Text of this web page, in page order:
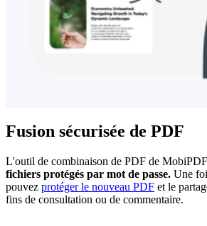
Fusion sécurisée de PDF
L'outil de combinaison de PDF de
fichiers protégés par mot de passe. Une
pouvez protéger le nouveau PDF et le
fins de consultation ou de commentaire.